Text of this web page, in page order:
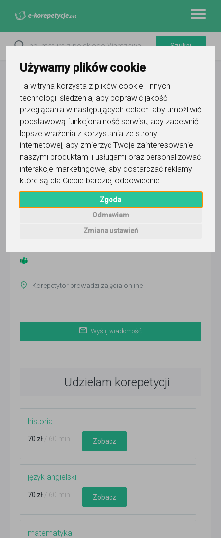
Używamy plików cookie
Ta witryna korzysta z plików cookie i innych
technologii śledzenia, aby poprawić jakość
przeglądania w następujących celach: aby umożliwić
podstawową funkcjonalność serwisu, aby zapewnić
lepsze wrażenia z korzystania ze strony
internetowej, aby zmierzyć Twoje zainteresowanie
naszymi produktami i usługami oraz personalizować
interakcje marketingowe, aby dostarczać reklamy
które są dla Ciebie bardziej odpowiednie.
Zgoda
Odmawiam
Zmiana ustawień
Adrian Bocek
Wyślij wiadomość
ponad 2 miesiące temu
Korepetytor prowadzi zajęcia online
Wyślij wiadomość
Udzielam korepetycji
historia
70 zł / 60 min Zobacz
język angielski
70 zł / 60 min Zobacz
matematyka